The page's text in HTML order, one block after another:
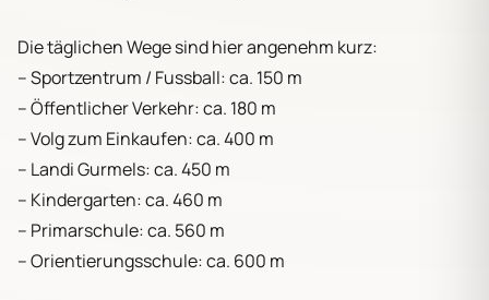
Die täglichen Wege sind hier angenehm kurz:
– Sportzentrum / Fussball: ca. 150 m
– Öffentlicher Verkehr: ca. 180 m
– Volg zum Einkaufen: ca. 400 m
– Landi Gurmels: ca. 450 m
– Kindergarten: ca. 460 m
– Primarschule: ca. 560 m
– Orientierungsschule: ca. 600 m